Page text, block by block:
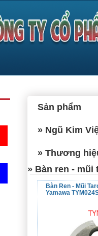
Sản phẩm
» Ngũ Kim
» Thương
» Bàn ren - mũi
Bàn Ren - Mũi
Yamawa